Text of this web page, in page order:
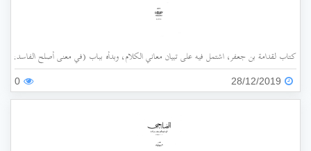
كتاب لقدامة بن جعفر، اشتمل فيه على تبيان معاني الكلام، وبدأه بباب (في معنى أصلح
28/12/2019
0